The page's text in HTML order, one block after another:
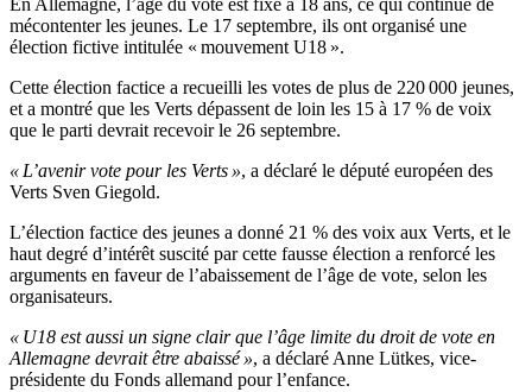
En Allemagne, l’âge du vote est fixé à 18 ans, ce qui continue de
mécontenter les jeunes. Le 17 septembre, ils ont organisé une
élection fictive intitulée « mouvement U18 ».
Cette élection factice a recueilli les votes de plus de 220 000 jeunes,
et a montré que les Verts dépassent de loin les 15 à 17 % de voix
que le parti devrait recevoir le 26 septembre.
« L’avenir vote pour les Verts », a déclaré le député européen des
Verts Sven Giegold.
L’élection factice des jeunes a donné 21 % des voix aux Verts, et le
haut degré d’intérêt suscité par cette fausse élection a renforcé les
arguments en faveur de l’abaissement de l’âge de vote, selon les
organisateurs.
« U18 est aussi un signe clair que l’âge limite du droit de vote en
Allemagne devrait être abaissé », a déclaré Anne Lütkes, vice-
présidente du Fonds allemand pour l’enfance.